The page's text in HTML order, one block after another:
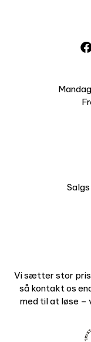
Vi sætter stor pris
så kontakt os
med til at løse –